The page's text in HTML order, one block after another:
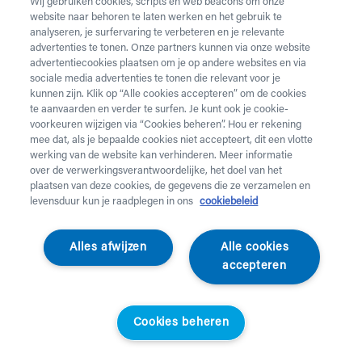
Vul onderstaand formulier in voor de huur van
zorgmateriaal.Dringende levering of levering in het
weekendnodig? Neem telefonisch contact op via 02 218
22 22.
Heb jekrukken nodig? Die kan je enkel aankopen. Wil je
huurmateriaal laten ophalen? Dat kan hier.
Opgelet!Je huurt voor minstens 1 maand en betaalt een
servicekost. Check de prijzenhier. Een gewone levering
duurt 2 werkdagen, een dringende levering krijg je de
feestdagen.
website naar behoren te laten werken en het gebruik te
analyseren, je surfervaring te verbeteren en je relevante
advertenties te tonen. Onze partners kunnen via onze website
advertentiecookies plaatsen om je op andere websites en via
sociale media advertenties te tonen die relevant voor je
kunnen zijn. Klik op “Alle cookies accepteren” om de cookies
te aanvaarden en verder te surfen. Je kunt ook je cookie-
voorkeuren wijzigen via “Cookies beheren”. Hou er rekening
mee dat, als je bepaalde cookies niet accepteert, dit een vlotte
werking van de website kan verhinderen. Meer informatie
over de verwerkingsverantwoordelijke, het doel van het
plaatsen van deze cookies, de gegevens die ze verzamelen en
levensduur kun je raadplegen in ons
cookiebeleid
Alle cookies
accepteren
Alles afwijzen
Cookies beheren